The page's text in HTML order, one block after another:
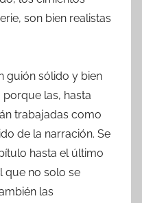
son bien realistas
guión sólido y bien
las, hasta
trabajadas como
de la narración. Se
hasta el último
que no solo se
las